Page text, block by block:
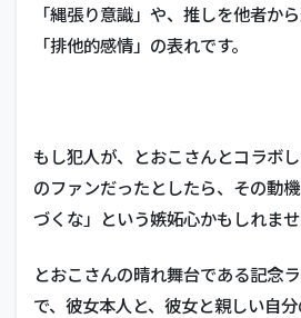
「縄張り意識」や、推しを他者か
「排他的感情」の表れです。
もし犯人が、とおこさんとコラボ
のファンだったとしたら、その動
づくな」という嫉妬心かもしれませ
とおこさんの晴れ舞台である記念
で、彼女本人と、彼女と親しい自